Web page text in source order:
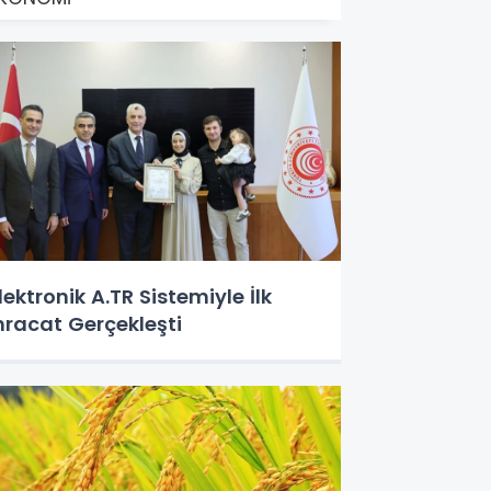
A.TR Sistemiyle İlk
Gerçekleşti